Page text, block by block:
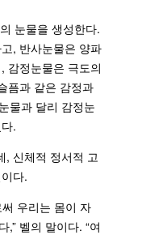
눈물을 생성한다.
, 반사눈물은 양파
감정눈물은 극도의
픔과 같은 감정과
물과 달리 감정눈
.
, 신체적 정서적 고
다.
우리는 몸이 자
,” 벨의 말이다. “여